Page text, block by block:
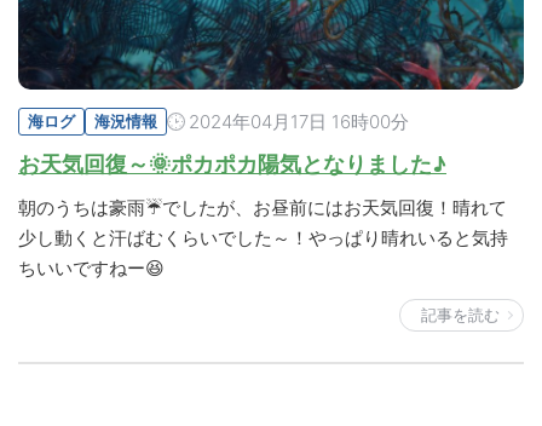
海ログ 海況情報 2024年04月17日 16時00分
お天気回復～🌞ポカポカ陽気となりました♪
朝のうちは豪雨☔でしたが、お昼前にはお天気回復！晴れて
少し動くと汗ばむくらいでした～！やっぱり晴れいると気持
ちいいですねー😆
記事を読む